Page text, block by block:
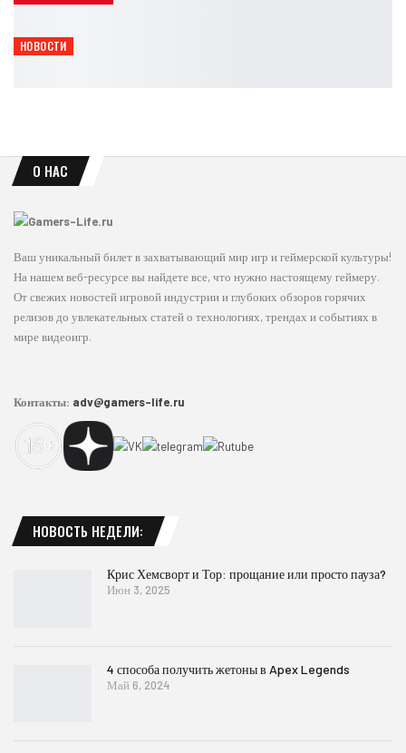
НОВОСТИ
Rockstar покажет расширенный взгляд на GTA 6 уже 27 августа
О НАС
Ваш уникальный билет в захватывающий мир игр и геймерской культуры!
На нашем веб-ресурсе вы найдете все, что нужно настоящему геймеру.
От свежих новостей игровой индустрии и глубоких обзоров горячих
релизов до увлекательных статей о технологиях, трендах и событиях в
мире видеоигр.
Контакты: adv@gamers-life.ru
НОВОСТЬ НЕДЕЛИ:
Крис Хемсворт и Тор: прощание или просто пауза?
Июн 3, 2025
4 способа получить жетоны в Apex Legends
Май 6, 2024